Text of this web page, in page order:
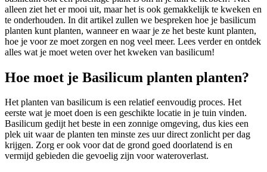
alleen ziet het er mooi uit, maar het is ook gemakkelijk te kweken en
te onderhouden. In dit artikel zullen we bespreken hoe je basilicum
planten kunt planten, wanneer en waar je ze het beste kunt planten,
hoe je voor ze moet zorgen en nog veel meer. Lees verder en ontdek
alles wat je moet weten over het kweken van basilicum!
Hoe moet je Basilicum planten planten?
Het planten van basilicum is een relatief eenvoudig proces. Het
eerste wat je moet doen is een geschikte locatie in je tuin vinden.
Basilicum gedijt het beste in een zonnige omgeving, dus kies een
plek uit waar de planten ten minste zes uur direct zonlicht per dag
krijgen. Zorg er ook voor dat de grond goed doorlatend is en
vermijd gebieden die gevoelig zijn voor wateroverlast.